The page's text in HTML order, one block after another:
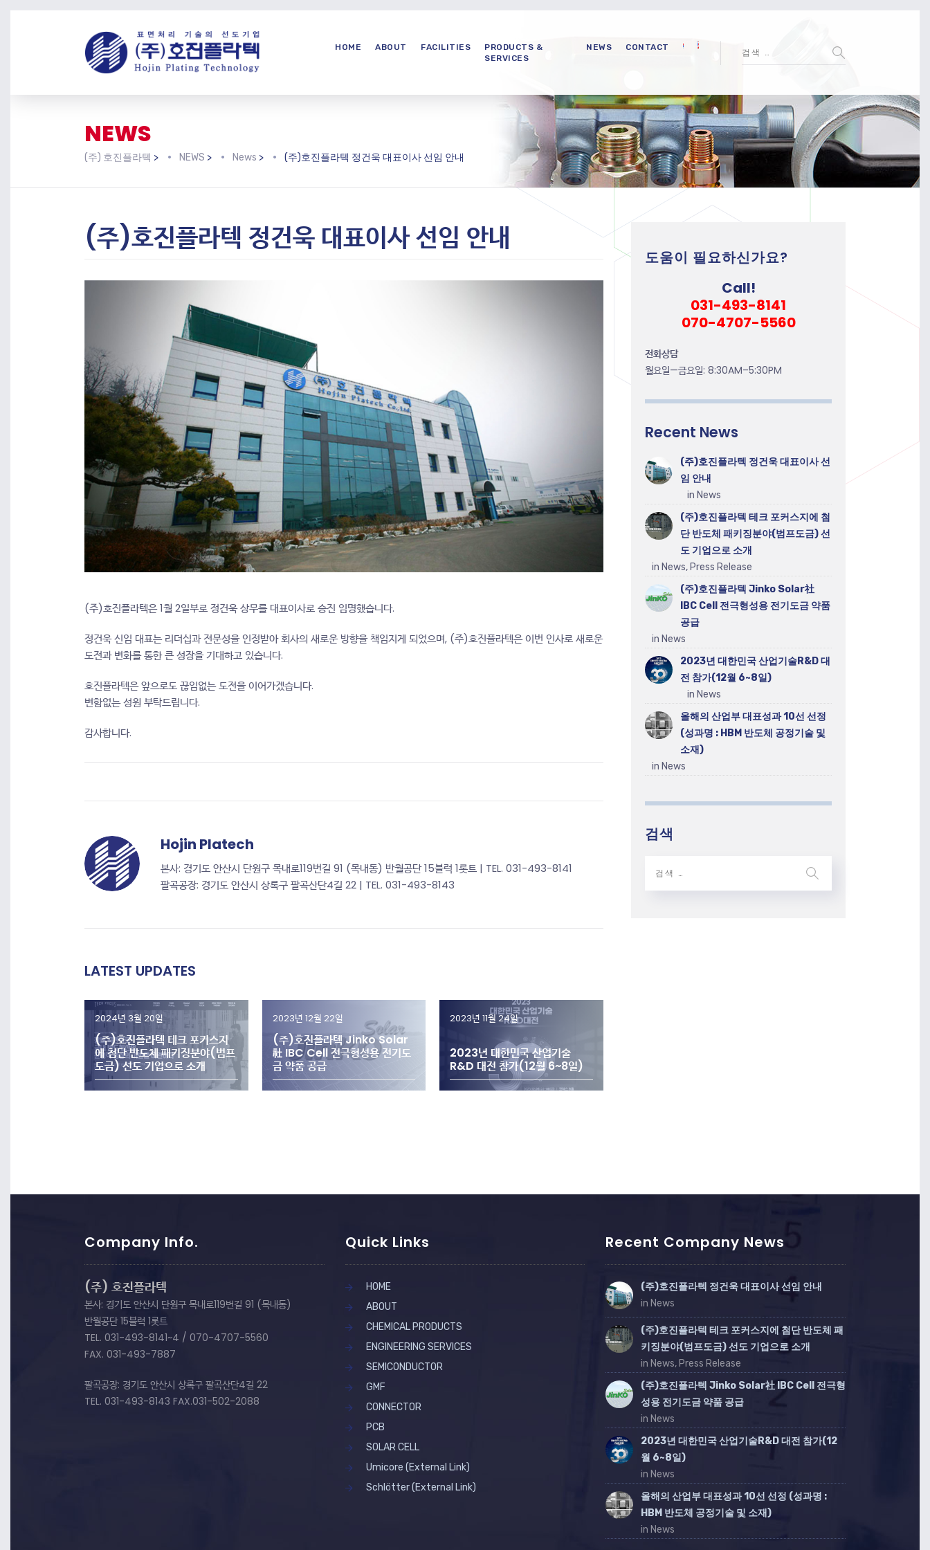
HOME ABOUT FACILITIES
PRODUCTS &
SERVICES
NEWS CONTACT
NEWS
(주) 호진플라텍 > NEWS > News > (주)호진플라텍 정건욱 대표이사 선임 안내
(주)호진플라텍 정건욱 대표이사 선임 안내
(주)호진플라텍은 1월 2일부로 정건욱 상무를 대표이사로 승진 임명했습니다.
정건욱 신임 대표는 리더십과 전문성을 인정받아 회사의 새로운 방향을 책임지게 되었으며, (주)호진플라텍은 이번 인사로 새로운
도전과 변화를 통한 큰 성장을 기대하고 있습니다.
호진플라텍은 앞으로도 끊임없는 도전을 이어가겠습니다.
변함없는 성원 부탁드립니다.
감사합니다.
Hojin Platech
본사: 경기도 안산시 단원구 목내로119번길 91 (목내동) 반월공단 15블럭 1롯트 | TEL. 031-493-8141
팔곡공장: 경기도 안산시 상록구 팔곡산단4길 22 | TEL. 031-493-8143
LATEST UPDATES
2024년 3월 20일
(주)호진플라텍 테크 포커스지
에 첨단 반도체 패키징분야(범프
도금) 선도 기업으로 소개
2023년 12월 22일
(주)호진플라텍 Jinko Solar
社 IBC Cell 전극형성용 전기도
금 약품 공급
2023년 11월 24일
2023년 대한민국 산업기술
R&D 대전 참가(12월 6~8일)
도움이 필요하신가요?
Call!
031-493-8141
070-4707-5560
전화상담
월요일—금요일: 8:30AM–5:30PM
Recent News
(주)호진플라텍 정건욱 대표이사 선
임 안내
in News
(주)호진플라텍 테크 포커스지에 첨
단 반도체 패키징분야(범프도금) 선
도 기업으로 소개
in News, Press Release
(주)호진플라텍 Jinko Solar社
IBC Cell 전극형성용 전기도금 약품
공급
in News
2023년 대한민국 산업기술R&D 대
전 참가(12월 6~8일)
in News
올해의 산업부 대표성과 10선 선정
(성과명 : HBM 반도체 공정기술 및
소재)
in News
검색
Company Info.
(주) 호진플라텍
본사: 경기도 안산시 단원구 목내로119번길 91 (목내동)
반월공단 15블럭 1롯트
TEL. 031-493-8141~4 / 070-4707-5560
FAX. 031-493-7887
팔곡공장: 경기도 안산시 상록구 팔곡산단4길 22
TEL. 031-493-8143 FAX.031-502-2088
Quick Links
HOME
ABOUT
CHEMICAL PRODUCTS
ENGINEERING SERVICES
SEMICONDUCTOR
GMF
CONNECTOR
PCB
SOLAR CELL
Umicore (External Link)
Schlötter (External Link)
Recent Company News
(주)호진플라텍 정건욱 대표이사 선임 안내
in News
(주)호진플라텍 테크 포커스지에 첨단 반도체 패
키징분야(범프도금) 선도 기업으로 소개
in News, Press Release
(주)호진플라텍 Jinko Solar社 IBC Cell 전극형
성용 전기도금 약품 공급
in News
2023년 대한민국 산업기술R&D 대전 참가(12
월 6~8일)
in News
올해의 산업부 대표성과 10선 선정 (성과명 :
HBM 반도체 공정기술 및 소재)
in News